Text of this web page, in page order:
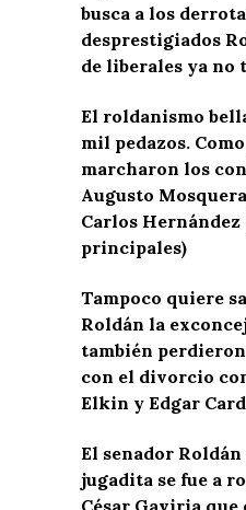
busca a los
desprestigiados
de liberales ya no
El roldanismo
mil pedazos.
marcharon los
Augusto
Carlos Hernández
principales)
Tampoco quiere
Roldán la
también
con el divorcio
Elkin y Edgar
El senador
jugadita se fue a
César Gaviria